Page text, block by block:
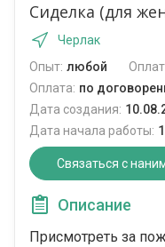
Сиделка (для
Черлак
Опыт: любой
Оплата: по
Дата создания:
Дата начала работы:
Связаться с
Описание
Присмотреть за